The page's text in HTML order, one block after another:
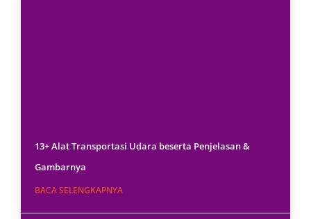
13+ Alat Transportasi Udara beserta Penjelasan &
Gambarnya
BACA SELENGKAPNYA